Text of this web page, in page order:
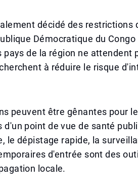
décidé des restrictions
Démocratique du
pays de la région ne attendent
à réduire le risque
peuvent être gênantes pour
d'un point de vue de santé
le dépistage rapide, la
d'entrée sont des
locale.